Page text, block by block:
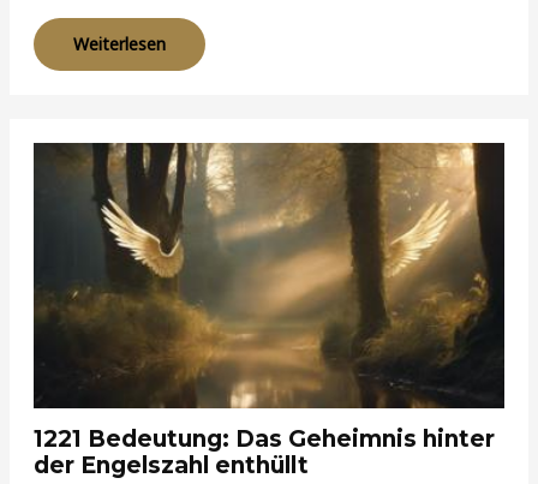
Weiterlesen
1221 Bedeutung: Das Geheimnis hinter
der Engelszahl enthüllt